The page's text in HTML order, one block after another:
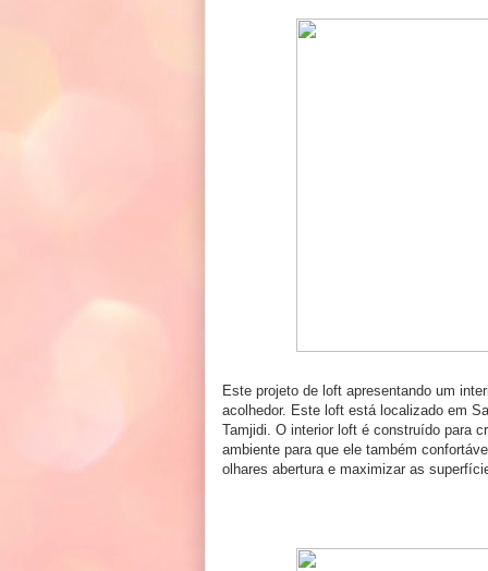
Este projeto de loft apresentando um
acolhedor. Este loft está localizado em
Tamjidi. O interior loft é construído para
ambiente para que ele também
olhares abertura e maximizar as